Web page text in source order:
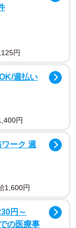
フロントで中年
の母親と知らん
たぐらいで泣い
まったけれど、
円
週払い
円
ーク 週
1,600円
円～
の医療事